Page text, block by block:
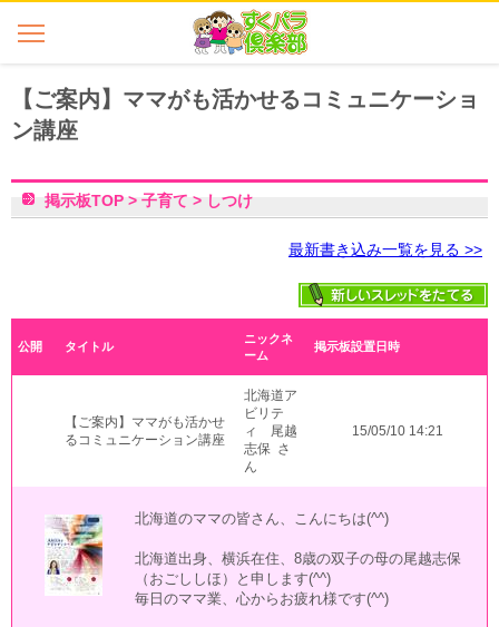
【ご案内】ママがも活かせるコミュニケーショ
ン講座
最新書き込み一覧を見る >>
掲示板TOP > 子育て > しつけ
公開 タイトル
ニックネ
ーム
掲示板設置日時
【ご案内】ママがも活かせ
るコミュニケーション講座
北海道ア
ビリテ
ィ 尾越
志保 さ
ん
15/05/10 14:21
北海道のママの皆さん、こんにちは(^^)
北海道出身、横浜在住、8歳の双子の母の尾越志保
（おごししほ）と申します(^^)
毎日のママ業、心からお疲れ様です(^^)